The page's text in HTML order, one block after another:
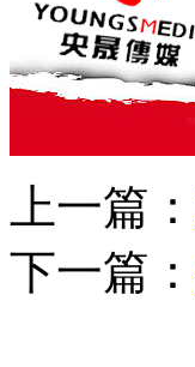
上一篇：
下一篇：